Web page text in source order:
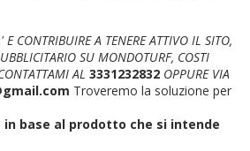
E CONTRIBUIRE A TENERE ATTIVO IL SITO,
SU MONDOTURF, COSTI
AL 3331232832 OPPURE VIA
Troveremo la soluzione per
base al prodotto che si intende